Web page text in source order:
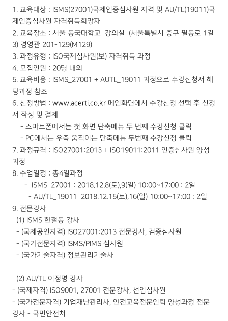
1. 교육대상 : ISMS(27001)국제인증심사원 자격 및 AU/TL(19011)국
제인증심사원 자격취득희망자
2. 교육장소 : 서울 동국대학교 강의실 (서울특별시 중구 필동로 1길
3) 경영관 201-129(M129)
3. 과정유형 : ISO국제심사원(보) 자격취득 과정
4. 모집인원 : 20명 내외
5. 교육비용 : ISMS_27001 + AUTL_19011 과정으로 수강신청서 해
당과정 참조
6. 신청방법 : www.acerti.co.kr메인화면에서 수강신청 선택 후 신청
서 작성 및 결제
- 스마트폰에서는 첫 화면 단축메뉴 두 번째 수강신청 클릭
- PC에서는 우축 움직이는 단축메뉴 두번째 수강신청 클릭
7. 과정규격 : ISO27001:2013 + ISO19011:2011 인증심사원 양성
과정
8. 수업일정 : 총4일과정
- ISMS_27001 : 2018.12.8(토),9(일) 10:00~17:00 : 2일
- AU/TL_19011 2018.12.15(토),16(일) 10:00~17:00 : 2일
9. 전문강사
(1) ISMS 한철동 강사
- (국제공인자격) ISO27001:2013 전문강사, 검증심사원
- (국가전문자격) ISMS/PIMS 심사원
- (국가기술자격) 정보관리기술사
(2) AU/TL 이정명 강사
- (국제자격) ISO9001, 27001 전문강사, 선임심사원
- (국가전문자격) 기업재난관리사, 안전교육전문인력 양성과정 전문
강사 - 국민안전처